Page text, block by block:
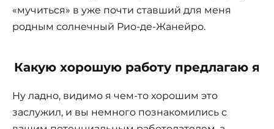
«мучиться» в уже почти ставший для меня
родным солнечный Рио-де-Жанейро.
Какую хорошую работу предлагаю я
Ну ладно, видимо я чем-то хорошим это
заслужил, и вы немного познакомились с